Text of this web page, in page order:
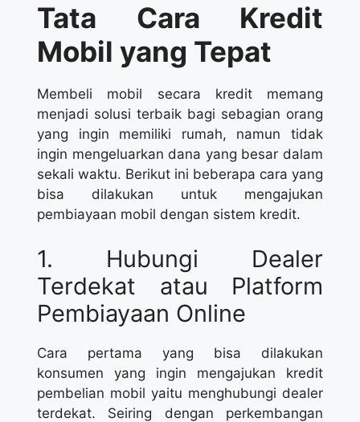
Tata Cara Kredit
Mobil yang Tepat
Membeli mobil secara kredit memang
menjadi solusi terbaik bagi sebagian orang
yang ingin memiliki rumah, namun tidak
ingin mengeluarkan dana yang besar dalam
sekali waktu. Berikut ini beberapa cara yang
bisa dilakukan untuk mengajukan
pembiayaan mobil dengan sistem kredit.
1. Hubungi Dealer
Terdekat atau Platform
Pembiayaan Online
Cara pertama yang bisa dilakukan
konsumen yang ingin mengajukan kredit
pembelian mobil yaitu menghubungi dealer
terdekat. Seiring dengan perkembangan